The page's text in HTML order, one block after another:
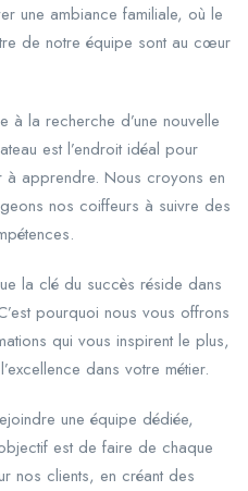
une ambiance familiale, où le
de notre équipe sont au cœur
à la recherche d’une nouvelle
est l’endroit idéal pour
à apprendre. Nous croyons en
nos coiffeurs à suivre des
la clé du succès réside dans
pourquoi nous vous offrons
qui vous inspirent le plus,
dans votre métier.
une équipe dédiée,
est de faire de chaque
nos clients, en créant des